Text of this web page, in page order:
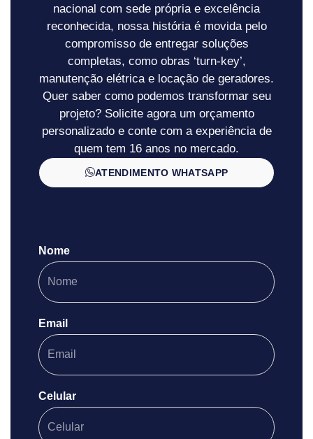
nacional com sede própria e excelência
reconhecida, nossa história é movida pelo
compromisso de entregar soluções
completas, como obras ‘turn-key’,
manutenção elétrica e locação de geradores.
Quer saber como podemos transformar seu
projeto? Solicite agora um orçamento
personalizado e conte com a experiência de
quem tem 16 anos no mercado.
ATENDIMENTO WHATSAPP
Nome
Email
Celular